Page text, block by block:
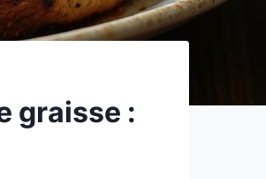
graisse :